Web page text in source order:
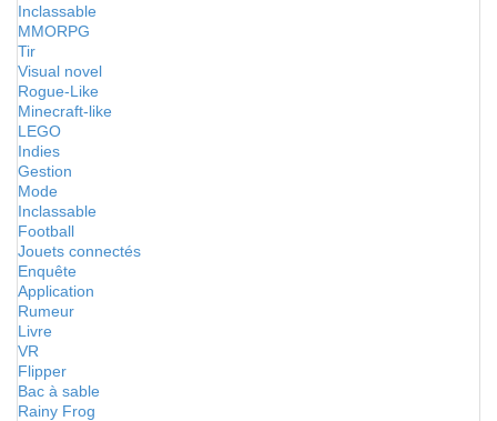
Inclassable
MMORPG
Tir
Visual novel
Rogue-Like
Minecraft-like
LEGO
Indies
Gestion
Mode
Inclassable
Football
Jouets connectés
Enquête
Application
Rumeur
Livre
VR
Flipper
Bac à sable
Rainy Frog